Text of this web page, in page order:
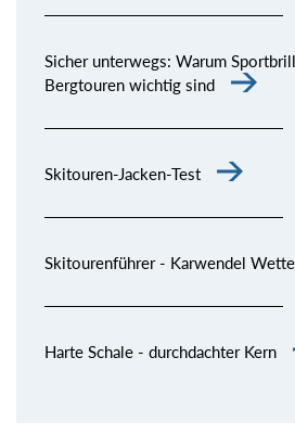
Sicher unterwegs: Warum
Bergtouren wichtig sind
Skitouren-Jacken-Test
Skitourenführer - Karwendel
Harte Schale - durchdachter Kern